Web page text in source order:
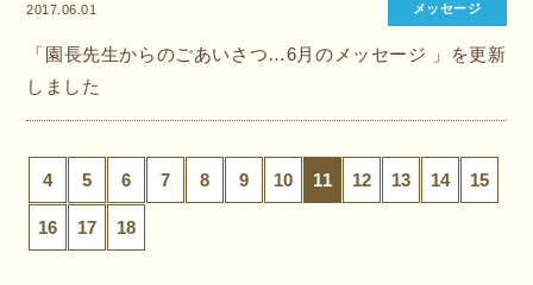
2017.06.01 メッセージ
「園長先生からのごあいさつ…6月のメッセージ 」を更新
しました
4 5 6 7 8 9 10 11 12 13 14 15
16 17 18